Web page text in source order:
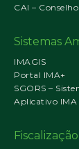
CAI –
Sistemas
IMAGIS
Portal IMA+
SGORS –
Aplicativo IMA